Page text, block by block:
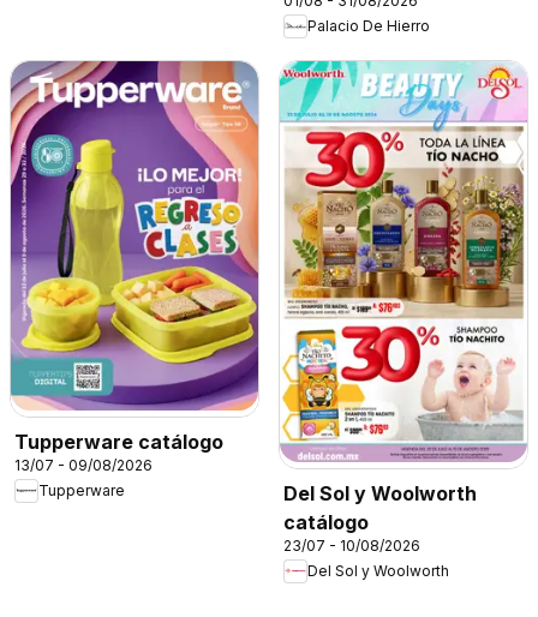
Palacio De Hierro
Tupperware catálogo
13/07 - 09/08/2026
Tupperware
Del Sol y Woolworth
catálogo
23/07 - 10/08/2026
Del Sol y Woolworth